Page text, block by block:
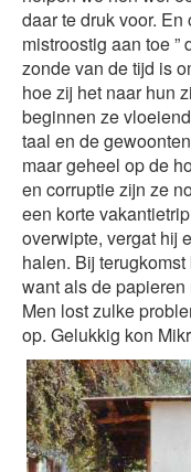
daar te druk voor. En
mistroostig aan toe ”
zonde van de tijd is
hoe zij het naar hun
beginnen ze
taal en de
maar geheel op de
en corruptie zijn ze
een korte
overwipte, vergat hij
halen. Bij
want als de
Men lost zulke
op. Gelukkig kon